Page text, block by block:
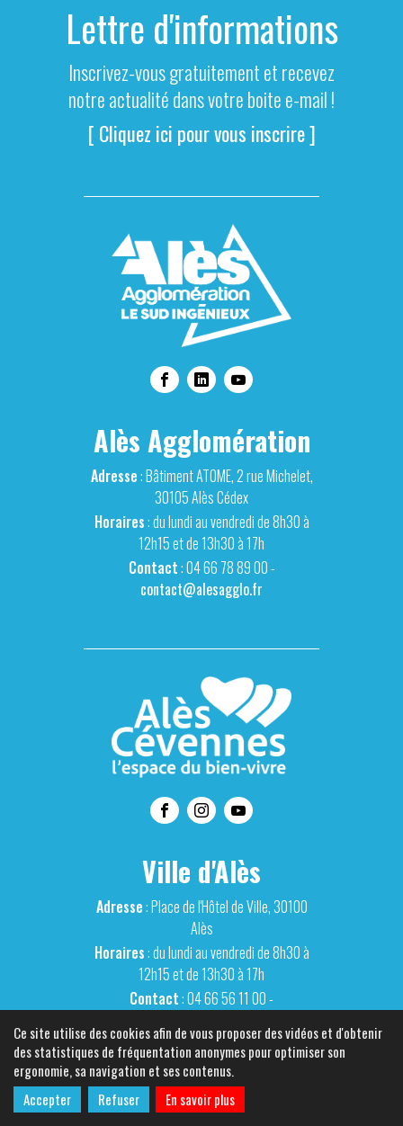
Ce site utilise des cookies afin de vous proposer des vidéos et d'obtenir
des statistiques de fréquentation anonymes pour optimiser son
ergonomie, sa navigation et ses contenus.
Accepter
Refuser En savoir plus
Lettre d'informations
Inscrivez-vous gratuitement et recevez
notre actualité dans votre boite e-mail !
[ Cliquez ici pour vous inscrire ]
Alès Agglomération
Adresse: Bâtiment ATOME, 2 rue Michelet,
30105 Alès Cédex
Horaires: du lundi au vendredi de 8h30 à
12h15 et de 13h30 à 17h
Contact: 04 66 78 89 00 -
contact@alesagglo.fr
Ville d'Alès
Adresse: Place de l'Hôtel de Ville, 30100
Alès
Horaires: du lundi au vendredi de 8h30 à
12h15 et de 13h30 à 17h
Contact: 04 66 56 11 00 -